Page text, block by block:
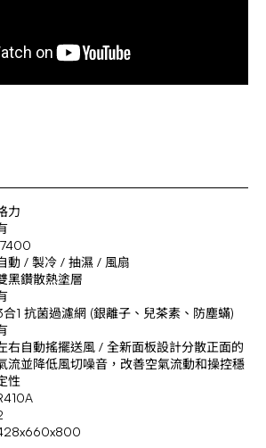
力
動 / 製冷 / 抽濕 / 風扇
黑鑽散熱塗層
合1 抗菌過濾網 (銀離子、兒茶素、防塵蟎)
右自動搖擺送風 / 全新面板設計分散正面的
流並降低風切噪音，改善空氣流動和操控穩
性